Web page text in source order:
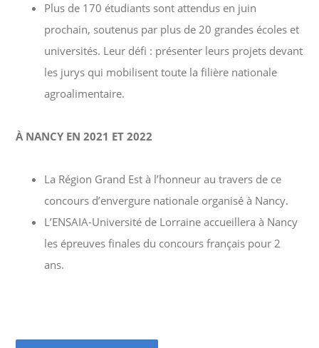
Plus de 170 étudiants sont attendus en juin
prochain, soutenus par plus de20 grandes écoles et
universités. Leur défi : présenter leurs projets devant
les jurys qui mobilisent toute la filière nationale
agroalimentaire.
À NANCY EN 2021 ET 2022
La Région Grand Est à l’honneur au travers de ce
concours d’envergure nationale organisé à Nancy.
L’ENSAIA-Université de Lorraine accueillera à Nancy
les épreuves finales du concours français pour 2
ans.